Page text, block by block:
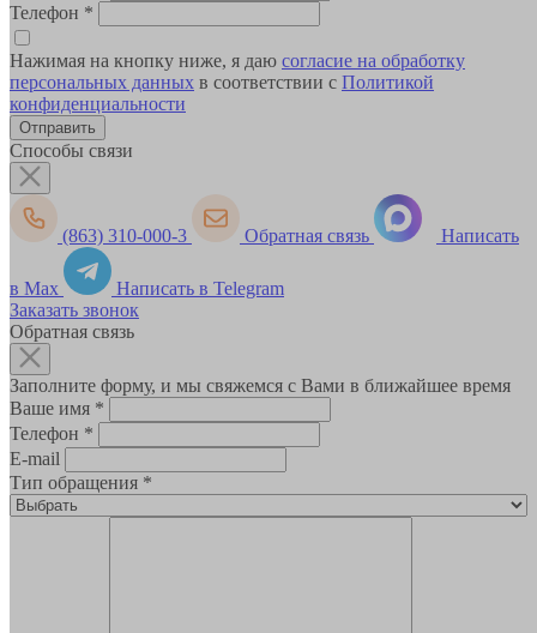
Телефон *
Нажимая на кнопку ниже, я даю согласие на обработку
персональных данных в соответствии с Политикой
конфиденциальности
Способы связи
(863) 310-000-3 Обратная связь Написать
в Max
Написать в Telegram
Заказать звонок
Обратная связь
Заполните форму, и мы свяжемся с Вами в ближайшее время
Ваше имя *
Телефон *
E-mail
Тип обращения *